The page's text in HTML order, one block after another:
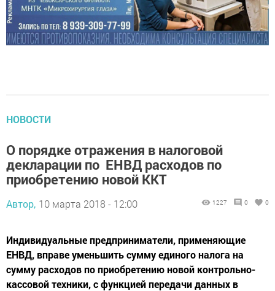
НОВОСТИ
О порядке отражения в налоговой
декларации по ЕНВД расходов по
приобретению новой ККТ
Автор, 10 марта 2018 - 12:00 1227 0 0
Индивидуальные предприниматели, применяющие
ЕНВД, вправе уменьшить сумму единого налога на
сумму расходов по приобретению новой контрольно-
кассовой техники, с функцией передачи данных в